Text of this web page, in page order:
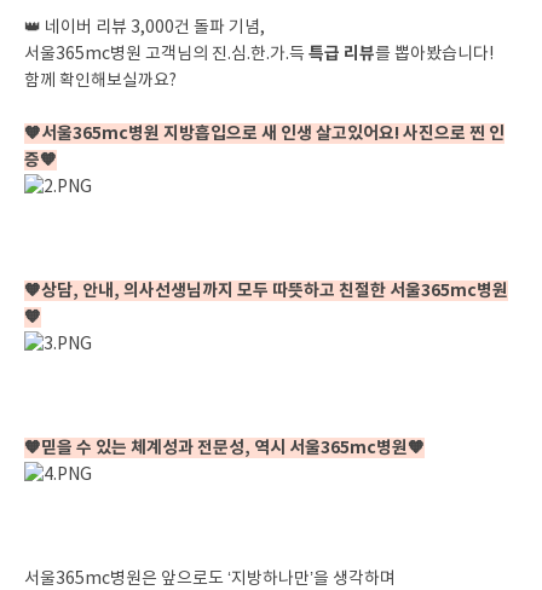
👑 네이버 리뷰 3,000건 돌파 기념,
서울365mc병원 고객님의 진.심.한.가.득 특급 리뷰를 뽑아봤습니다!
함께 확인해보실까요?
🧡서울365mc병원 지방흡입으로 새 인생 살고있어요! 사진으로 찐 인
증🧡
🧡상담, 안내, 의사선생님까지 모두 따뜻하고 친절한 서울365mc병원
🧡
🧡믿을 수 있는 체계성과 전문성, 역시 서울365mc병원🧡
서울365mc병원은 앞으로도 ‘지방하나만’을 생각하며